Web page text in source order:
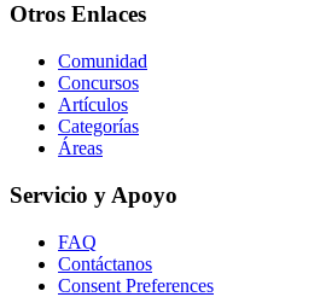
Otros Enlaces
Comunidad
Concursos
Artículos
Categorías
Áreas
Servicio y Apoyo
FAQ
Contáctanos
Consent Preferences